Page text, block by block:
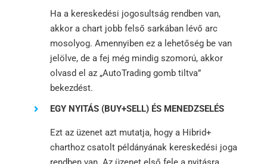
Ha a kereskedési jogosultság rendben van,
akkor a chart jobb felső sarkában lévő arc
mosolyog. Amennyiben ez a lehetőség be van
jelölve, de a fej még mindig szomorú, akkor
olvasd el az „AutoTrading gomb tiltva”
bekezdést.
EGY NYITÁS (BUY+SELL) ÉS MENEDZSELÉS
Ezt az üzenet azt mutatja, hogy a Hibrid+
charthoz csatolt példányának kereskedési joga